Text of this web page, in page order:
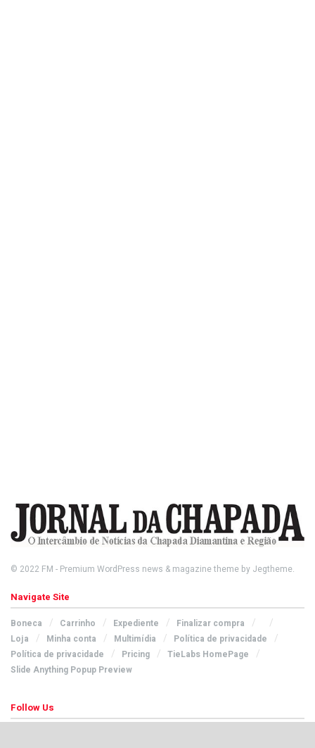
© 2022 FM - Premium WordPress news & magazine theme by Jegtheme.
Navigate Site
Boneca Carrinho Expediente
Finalizar compra
Loja
Minha conta Multimídia
Política de privacidade
Política de privacidade
Pricing
TieLabs HomePage
Slide Anything Popup Preview
Follow Us